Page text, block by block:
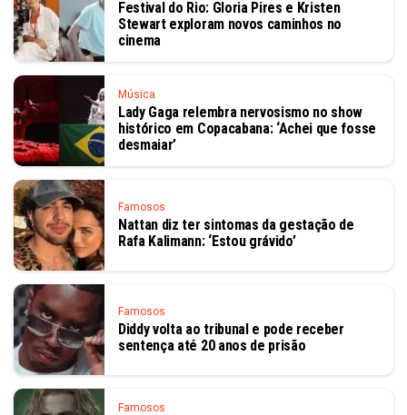
Festival do Rio: Gloria Pires e Kristen
Stewart exploram novos caminhos no
cinema
Música
Lady Gaga relembra nervosismo no show
histórico em Copacabana: ‘Achei que fosse
desmaiar’
Famosos
Nattan diz ter sintomas da gestação de
Rafa Kalimann: ‘Estou grávido’
Famosos
Diddy volta ao tribunal e pode receber
sentença até 20 anos de prisão
Famosos